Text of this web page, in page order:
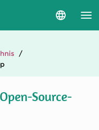
Sprache
Source-